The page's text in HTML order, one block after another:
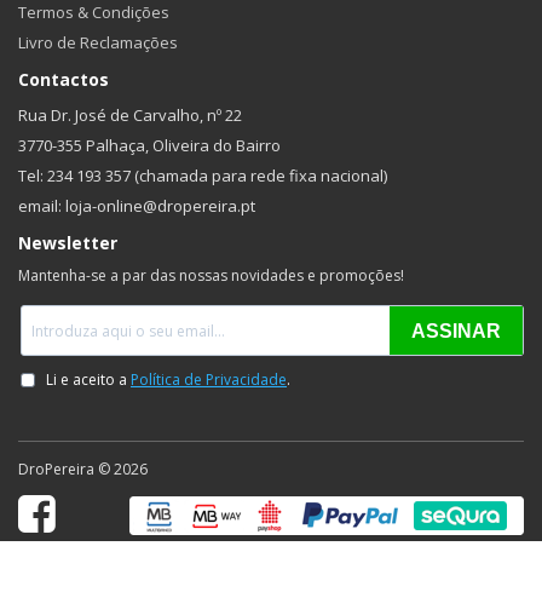
Termos & Condições
Livro de Reclamações
Contactos
Rua Dr. José de Carvalho, nº 22
3770-355 Palhaça, Oliveira do Bairro
Tel: 234 193 357 (chamada para rede fixa nacional)
email: loja-online@dropereira.pt
Newsletter
Mantenha-se a par das nossas novidades e promoções!
DroPereira © 2026